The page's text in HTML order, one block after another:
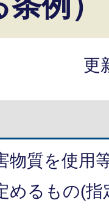
更
物質を使用
めるもの(